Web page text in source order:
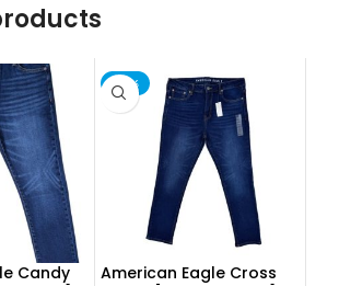
Candy
-13%
American Eagle Cross